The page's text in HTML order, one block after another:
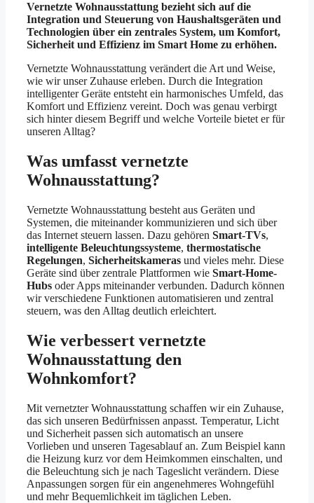
Vernetzte Wohnausstattung bezieht sich auf die
Integration und Steuerung von Haushaltsgeräten und
Technologien über ein zentrales System, um Komfort,
Sicherheit und Effizienz im Smart Home zu erhöhen.
Vernetzte Wohnausstattung verändert die Art und Weise,
wie wir unser Zuhause erleben. Durch die Integration
intelligenter Geräte entsteht ein harmonisches Umfeld, das
Komfort und Effizienz vereint. Doch was genau verbirgt
sich hinter diesem Begriff und welche Vorteile bietet er für
unseren Alltag?
Was umfasst vernetzte
Wohnausstattung?
Vernetzte Wohnausstattung besteht aus Geräten und
Systemen, die miteinander kommunizieren und sich über
das Internet steuern lassen. Dazu gehören Smart-TVs,
intelligente Beleuchtungssysteme, thermostatische
Regelungen, Sicherheitskameras und vieles mehr. Diese
Geräte sind über zentrale Plattformen wie Smart-Home-
Hubs oder Apps miteinander verbunden. Dadurch können
wir verschiedene Funktionen automatisieren und zentral
steuern, was den Alltag deutlich erleichtert.
Wie verbessert vernetzte
Wohnausstattung den
Wohnkomfort?
Mit vernetzter Wohnausstattung schaffen wir ein Zuhause,
das sich unseren Bedürfnissen anpasst. Temperatur, Licht
und Sicherheit passen sich automatisch an unsere
Vorlieben und unseren Tagesablauf an. Zum Beispiel kann
die Heizung kurz vor dem Heimkommen einschalten, und
die Beleuchtung sich je nach Tageslicht verändern. Diese
Anpassungen sorgen für ein angenehmeres Wohngefühl
und mehr Bequemlichkeit im täglichen Leben.